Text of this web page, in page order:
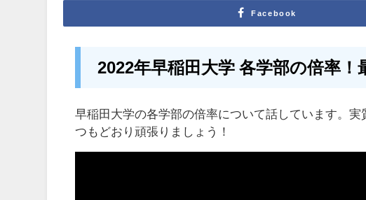
Facebook
2022年早稲田大学 各学部の倍率！
早稲田大学の各学部の倍率について話しています。
つもどおり頑張りましょう！